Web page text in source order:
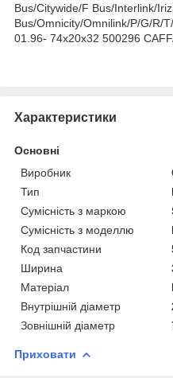
Bus/Citywide/F Bus/Interlink/
Bus/Omnicity/Omnilink/P/G/R/
01.96- 74x20x32 500296
Характеристики
Основні
Виробник
Тип
Сумісність з маркою
Сумісність з моделлю
Код запчастини
Ширина
Матеріал
Внутрішній діаметр
Зовнішній діаметр
Приховати